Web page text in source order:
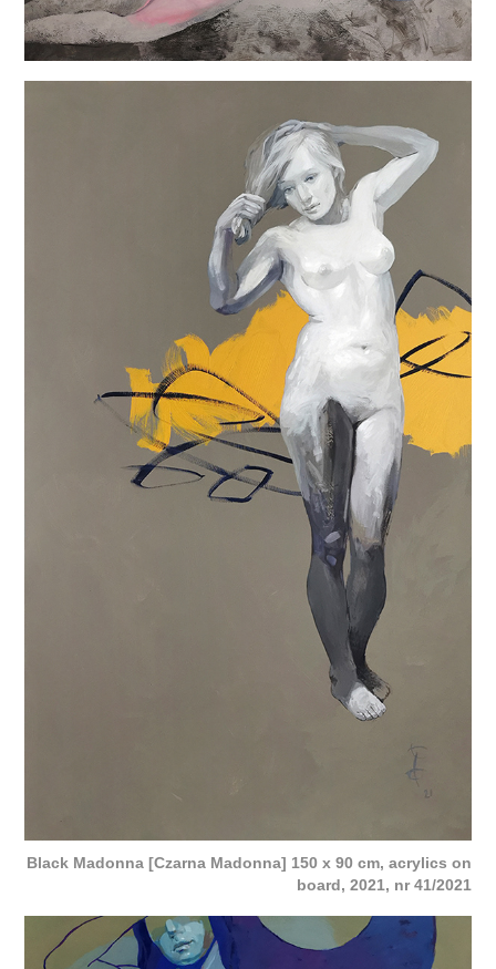
Black Madonna [Czarna Madonna] 150 x 90 cm, acrylics on
board, 2021, nr 41/2021